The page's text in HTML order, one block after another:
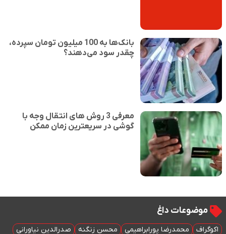
بانک‌ها به 100 میلیون تومان سپرده،
چقدر سود می‌دهند؟
معرفی 3 روش های انتقال وجه با
گوشی در سریعترین زمان ممکن
موضوعات داغ
اکوگراف محمدرضا پورابراهیمی محسن زنگنه صدرالدین نیاورانی